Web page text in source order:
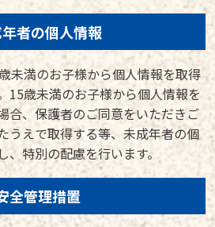
者の個人情報
未満のお子様から個人情報を取得
15歳未満のお子様から個人情報を
合、保護者のご同意をいただきご
うえで取得する等、未成年者の個
特別の配慮を行います。
全管理措置